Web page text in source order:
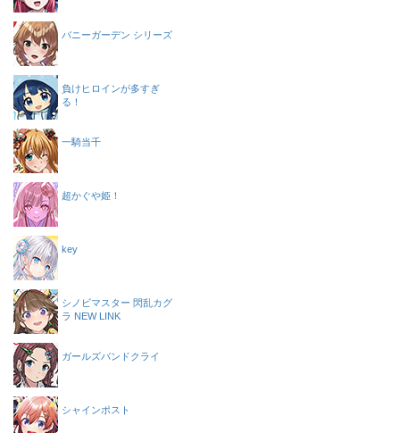
バニーガーデン シリーズ
負けヒロインが多すぎ
る！
一騎当千
超かぐや姫！
key
シノビマスター 閃乱カグ
ラ NEW LINK
ガールズバンドクライ
シャインポスト